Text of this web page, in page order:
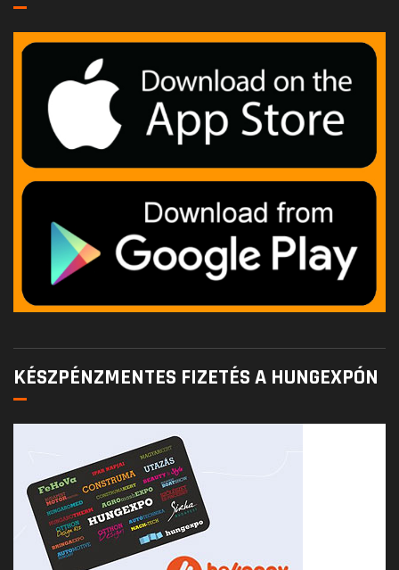
KÉSZPÉNZMENTES FIZETÉS A HUNGEXPÓN